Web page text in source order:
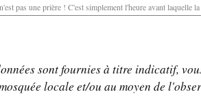
pas une prière ! C'est simplement l'heure avant laquelle
sont fournies à titre indicatif,
locale et/ou au moyen de